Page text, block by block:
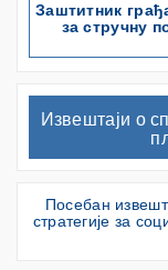
Заштитник
за стручну
Извештаји о
Посебан
стратегије за